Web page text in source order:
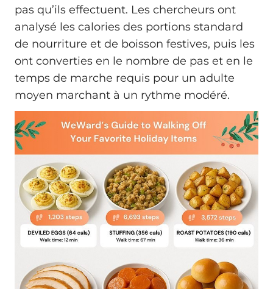
pas qu’ils effectuent. Les chercheurs ont
analysé les calories des portions standard
de nourriture et de boisson festives, puis les
ont converties en le nombre de pas et en le
temps de marche requis pour un adulte
moyen marchant à un rythme modéré.